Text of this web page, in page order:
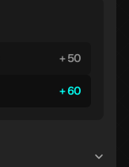
50
60